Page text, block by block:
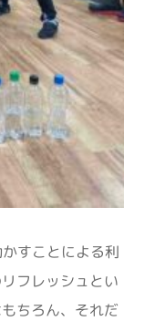
すことによる利
フレッシュとい
ちろん、それだ